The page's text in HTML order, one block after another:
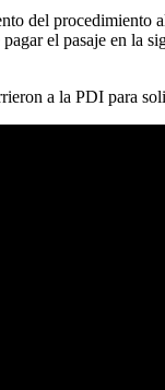
del procedimiento
el pasaje en la
a la PDI para